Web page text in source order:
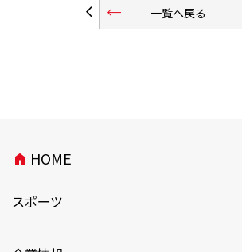
arrow_back_ios 一覧へ戻る
trending_flat
home HOME
スポーツ